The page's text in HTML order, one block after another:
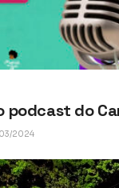
podcast do
2024